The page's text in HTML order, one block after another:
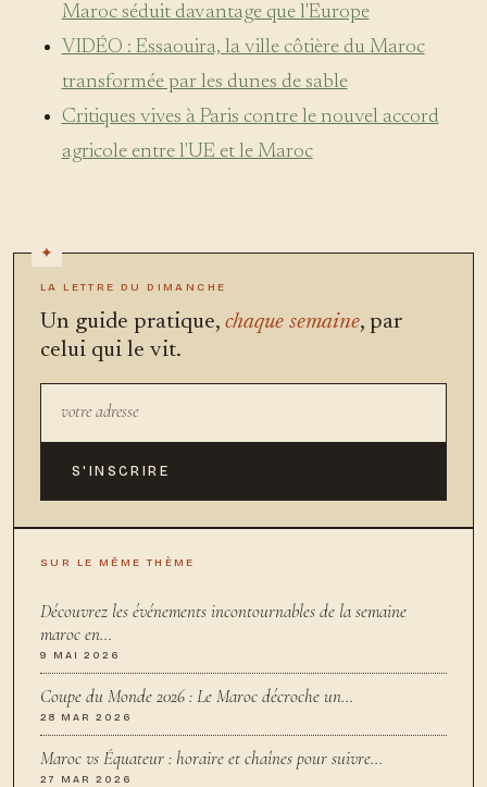
Maroc séduit davantage que l'Europe
VIDÉO : Essaouira, la ville côtière du Maroc
transformée par les dunes de sable
Critiques vives à Paris contre le nouvel accord
agricole entre l'UE et le Maroc
LA LETTRE DU DIMANCHE
Un guide pratique, chaque semaine, par
celui qui le vit.
S'INSCRIRE
SUR LE MÊME THÈME
Découvrez les événements incontournables de la semaine
maroc en…
9 MAI 2026
Coupe du Monde 2026 : Le Maroc décroche un…
28 MAR 2026
Maroc vs Équateur : horaire et chaînes pour suivre…
27 MAR 2026